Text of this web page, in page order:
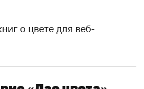
о цвете для веб-